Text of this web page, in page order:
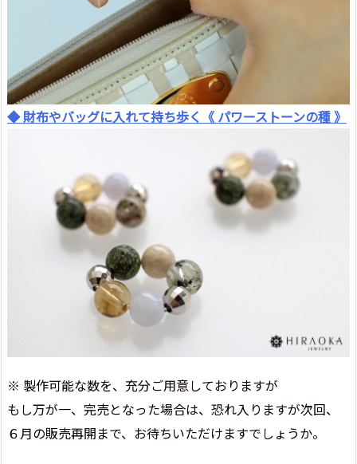
◆ 財布やバッグに入れて持ち歩く《 パワーストーンの種 》
※ 製作可能な数を、充分ご用意しておりますが
もし万が一、完売となった場合は、恐れ入りますが次回、
６月の販売再開まで、お待ちいただけますでしょうか。